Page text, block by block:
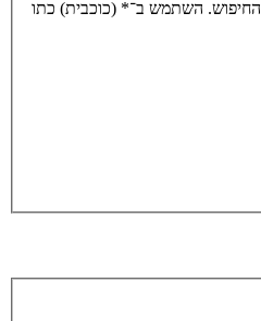
החיפוש. השתמש ב־* (כוכבית) כתו